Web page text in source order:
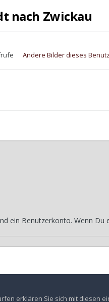
nach Zwickau
Andere Bilder dieses
ein Benutzerkonto. Wenn Du
2009 Dresden
erklären Sie sich mit diesen